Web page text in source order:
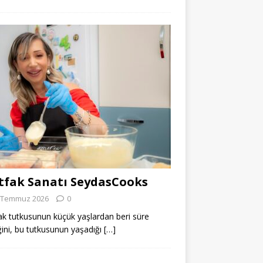
Sanatı SeydasCooks
2026 0
tutkusunun küçük yaşlardan beri süre
bu tutkusunun yaşadığı […]